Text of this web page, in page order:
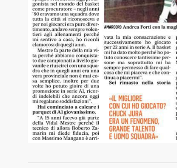
Un incontro d’eccezione per il
Grifone!
Basket Mestre, due promesse della
pallacanestro italiana in
biancorosso
22 LUGLIO 2026
Un prospetto di caratura
internazionale in biancorosso:
Basket Mestre sigla un triennale
con il talento Muhammed Jallow
13 LUGLIO 2026